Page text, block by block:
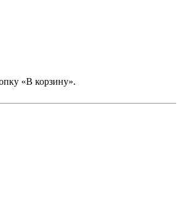
«В корзину».